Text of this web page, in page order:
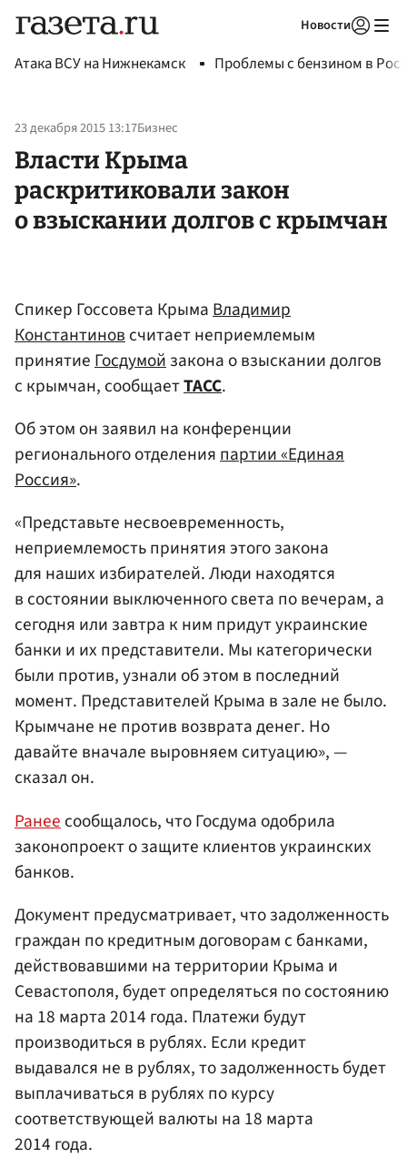
Новости
Атака ВСУ на Нижнекамск Проблемы с бензином в
23 декабря 2015 13:17Бизнес
Власти Крыма
раскритиковали закон
о взыскании долгов с крымчан
Спикер Госсовета КрымаВладимир
Константиновсчитает неприемлемым
принятиеГосдумойзакона о взыскании долгов
с крымчан, сообщаетТАСС.
Об этом он заявил на конференции
регионального отделенияпартии «Единая
Россия».
«Представьте несвоевременность,
неприемлемость принятия этого закона
для наших избирателей. Люди находятся
в состоянии выключенного света по вечерам, а
сегодня или завтра к ним придут украинские
банки и их представители. Мы категорически
были против, узнали об этом в последний
момент. Представителей Крыма в зале не было.
Крымчане не против возврата денег. Но
давайте вначале выровняем ситуацию», —
сказал он.
Ранее сообщалось, что Госдума одобрила
законопроект о защите клиентов украинских
банков.
Документ предусматривает, что задолженность
граждан по кредитным договорам с банками,
действовавшими на территории Крыма и
Севастополя, будет определяться по состоянию
на 18 марта 2014 года. Платежи будут
производиться в рублях. Если кредит
выдавался не в рублях, то задолженность будет
выплачиваться в рублях по курсу
соответствующей валюты на 18 марта
2014 года.